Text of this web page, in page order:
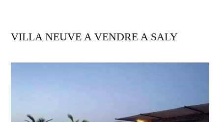
VILLA NEUVE A VENDRE A SALY